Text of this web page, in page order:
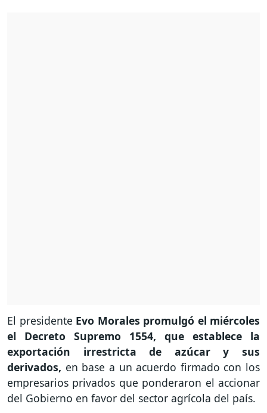
El presidente Evo Morales promulgó el miércoles
el Decreto Supremo 1554, que establece la
exportación irrestricta de azúcar y sus
derivados, en base a un acuerdo firmado con los
empresarios privados que ponderaron el accionar
del Gobierno en favor del sector agrícola del país.